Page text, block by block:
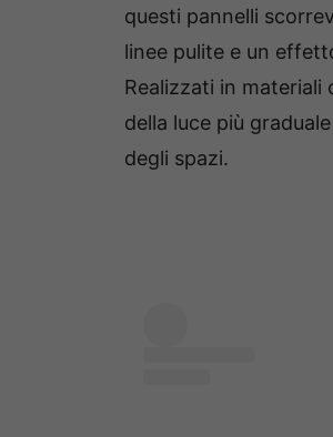
questi pannelli
linee pulite e un
Realizzati in materiali
della luce più
degli spazi.